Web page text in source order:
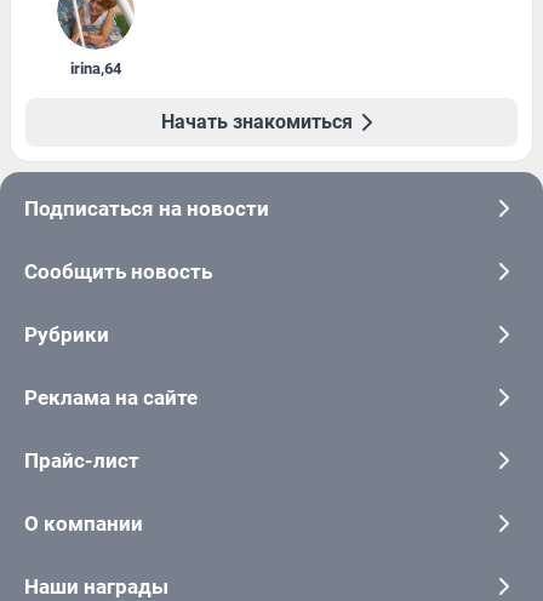
irina,64
Начать знакомиться
Подписаться на новости
Сообщить новость
Рубрики
Реклама на сайте
Прайс-лист
О компании
Наши награды